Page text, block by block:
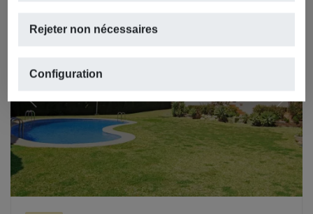
Rejeter non nécessaires
Configuration
Previous Next